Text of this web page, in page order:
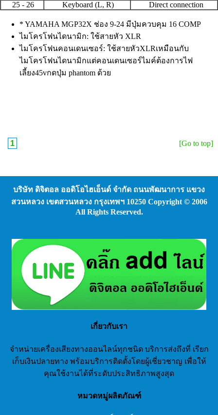
25 - 26
Keyboard (L, R) Direct connection
* YAMAHA MGP32X ช่อง 9-24 มีปุ่มควบคุม 16 COMP
ไมโครโฟนไดนามิก: ใช้สายหัว XLR
ไมโครโฟนคอนเดนเซอร์: ใช้สายหัวXLRเหมือนกับ
ไมโครโฟนไดนามิกแต่คอนเดนเซอร์ไมค์ต้องการไฟ
เลี้ยง45vกดปุ่ม phantom ด้วย
1 [Go to top]
บริษัท ดิจิตอล ออดิโอไฮเอ็นด์ จํากัด ถนนพัฒนาการ แขวง
สวนหลวง เขตสวนหลวง กรุงเทพฯ 10250 Copyright © 2006
All Rights Reserved.
เกี่ยวกับเรา
จำหน่ายเครื่องเสียงทางออนไลน์ทุกชนิด บริการส่งถึงที่ เรียก
เก็บเงินปลายทาง พร้อมบริการติดตั้งโดยผู้เชี่ยวชาญ เพื่อให้
คุณใช้งานได้ที่ระดับประสิทธิภาพสูงสุด
หมวดหมู่ผลิตภัณฑ์